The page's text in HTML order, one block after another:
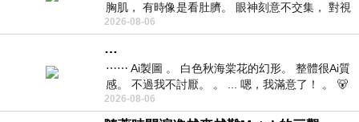
胸肌， 有時像是看肚臍。 眼神刻意不交集， 對視
視線不對齊， 讓我很難不
2026-08-06
…
⋯⋯ Ai製圖 。 白色秋海棠花的幻形。 整體很Ai質
感。 不過我不討厭。 。 ... 嗯，我滿意了！ 。 🐻
昨中
2026-08-06